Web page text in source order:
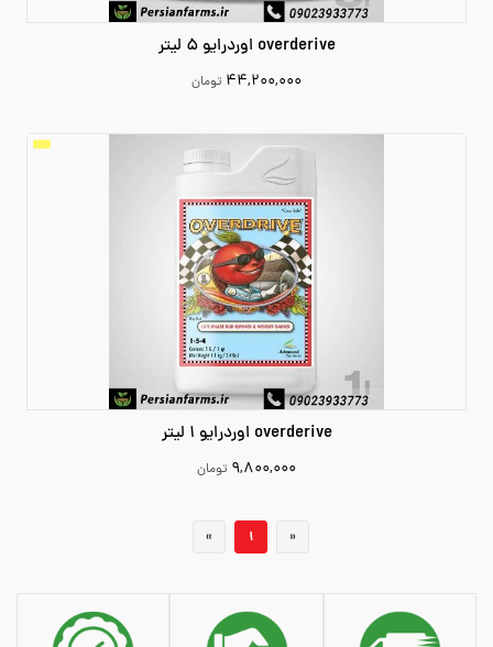
overderive اوردرایو 5 لیتر
۴۴,۲۰۰,۰۰۰ تومان
افزودن به سبد خرید
overderive اوردرایو 1 لیتر
۹,۸۰۰,۰۰۰ تومان
افزودن به سبد خرید
«
1
»